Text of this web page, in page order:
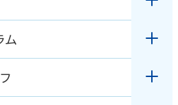
拶
ミッションポリシー
ム